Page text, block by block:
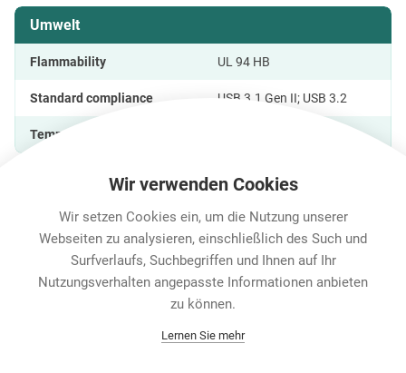
Umwelt
Flammability UL 94 HB
Standard compliance USB 3.1 Gen II; USB 3.2
Temperature range
Features & Benefits Downloads Technische
Karriere
Datenschutz
Wir verwenden Cookies
Wir setzen Cookies ein, um die Nutzung unserer
Webseiten zu analysieren, einschließlich des Such und
Surfverlaufs, Suchbegriffen und Ihnen auf Ihr
Nutzungsverhalten angepasste Informationen anbieten
zu können.
Lernen Sie mehr